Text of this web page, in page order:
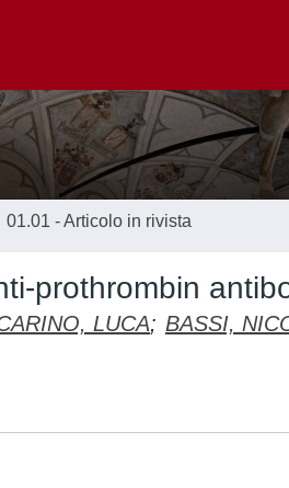
01.01 - Articolo in rivista
prothrombin
LUCA; BASSI,